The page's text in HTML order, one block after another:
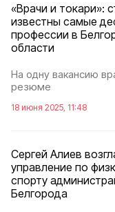
«Врачи и токари»:
известны самые
профессии в
области
На одну вакансию
резюме
18 июня 2025, 11:48
Сергей Алиев
управление по
спорту
Белгорода